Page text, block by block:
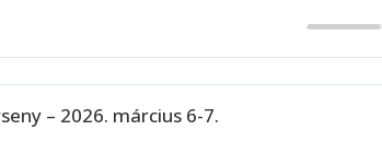
– 2026. március 6-7.